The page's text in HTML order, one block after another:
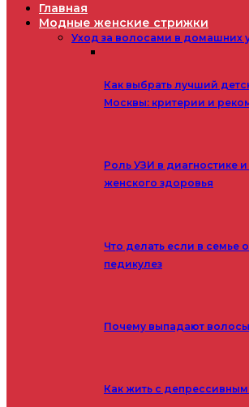
Главная
Модные женские стрижки
Уход за волосами в домашних
Как выбрать лучший
Москвы: критерии и
Роль УЗИ в диагностике
женского здоровья
Что делать если в семье
педикулез
Почему выпадают
Как жить с